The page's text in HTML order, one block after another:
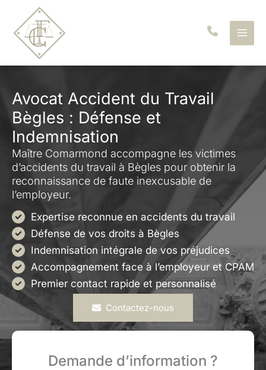
contenu
Avocat Accident du Travail
Bègles : Défense et
Indemnisation
Maître Comarmond accompagne les victimes
d’accidents du travail à Bègles pour obtenir la
reconnaissance de faute inexcusable de
l’employeur.
Expertise reconnue en accidents du travail
Défense de vos droits à Bègles
Indemnisation intégrale de vos préjudices
Accompagnement face à l’employeur et CPAM
Premier contact rapide et personnalisé
Contactez-nous
Demande d’information ?